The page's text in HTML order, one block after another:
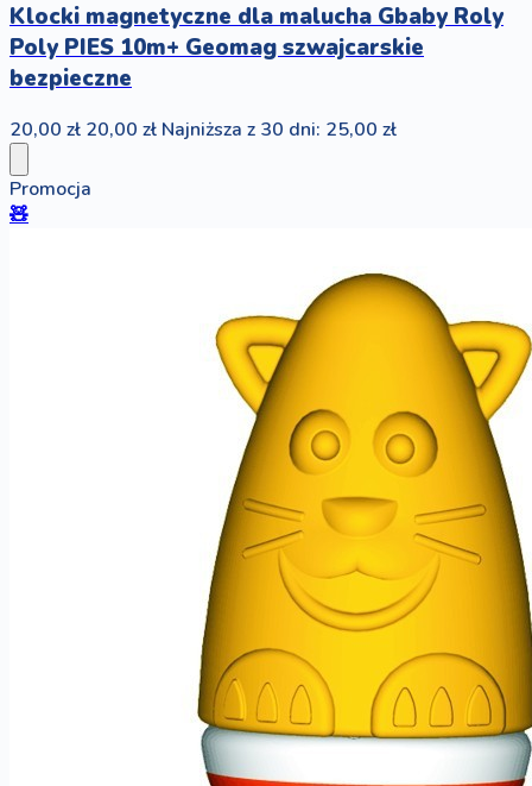
Klocki magnetyczne dla malucha Gbaby Roly
Poly PIES 10m+ Geomag szwajcarskie
bezpieczne
20,00 zł 20,00 zł Najniższa z 30 dni: 25,00 zł
Promocja
🧸